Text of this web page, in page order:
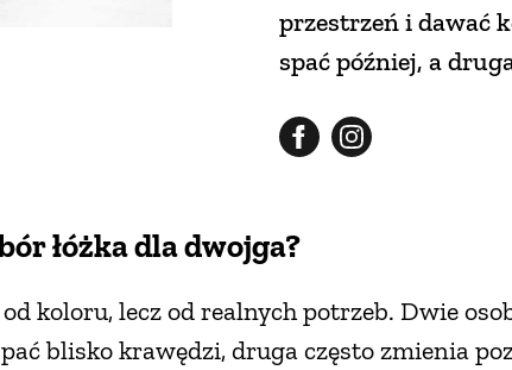
przestrzeń i dawać
spać później, a
łóżka dla dwojga?
koloru, lecz od realnych potrzeb. Dwie
blisko krawędzi, druga często zmienia